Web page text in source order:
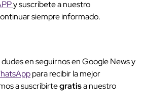
y suscríbete a nuestro
siempre informado.
dudes en seguirnos en Google News y
para recibir la mejor
a suscribirtegratisa nuestro